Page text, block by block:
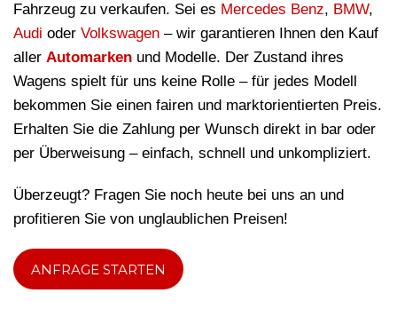
Fahrzeug zu verkaufen. Sei es Mercedes Benz, BMW,
Audi oder Volkswagen – wir garantieren Ihnen den Kauf
aller Automarken und Modelle. Der Zustand ihres
Wagens spielt für uns keine Rolle – für jedes Modell
bekommen Sie einen fairen und marktorientierten Preis.
Erhalten Sie die Zahlung per Wunsch direkt in bar oder
per Überweisung – einfach, schnell und unkompliziert.
Überzeugt? Fragen Sie noch heute bei uns an und
profitieren Sie von unglaublichen Preisen!
ANFRAGE STARTEN